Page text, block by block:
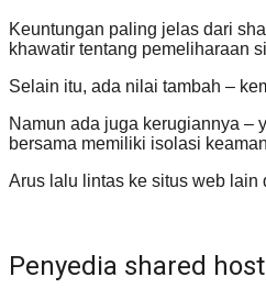
Keuntungan paling jelas dari
khawatir tentang pemeliharaan
Selain itu, ada nilai tambah –
Namun ada juga kerugiannya –
bersama memiliki isolasi
Arus lalu lintas ke situs web lain
Penyedia shared